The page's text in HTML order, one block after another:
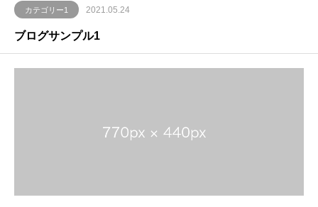
カテゴリー1 2021.05.24
ブログサンプル1